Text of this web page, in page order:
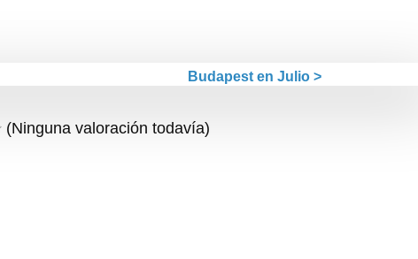
Budapest en Julio >
(Ninguna valoración todavía)